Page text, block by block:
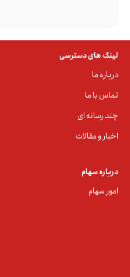
لینک های دسترسی
درباره ما
تماس با ما
چند رسانه ای
اخبار و مقالات
درباره سهام
امور سهام